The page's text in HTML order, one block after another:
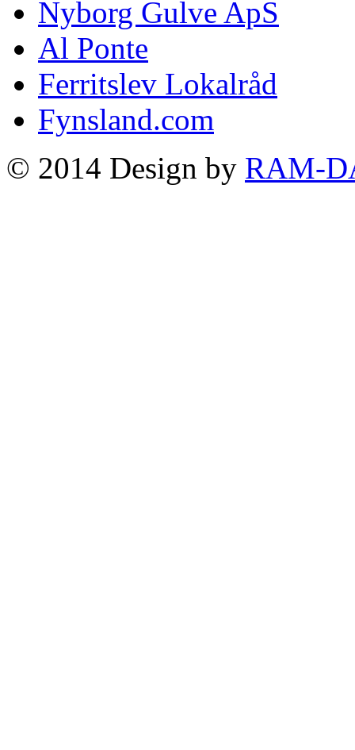
Nyborg Gulve ApS
Al Ponte
Ferritslev Lokalråd
Fynsland.com
© 2014 Design by RAM-